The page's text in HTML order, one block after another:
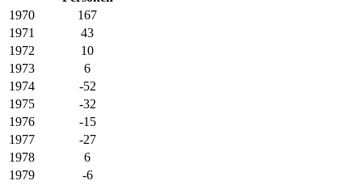
1970
167
1971
43
1972
10
1973
6
1974
-52
1975
-32
1976
-15
1977
-27
1978
6
1979
-6